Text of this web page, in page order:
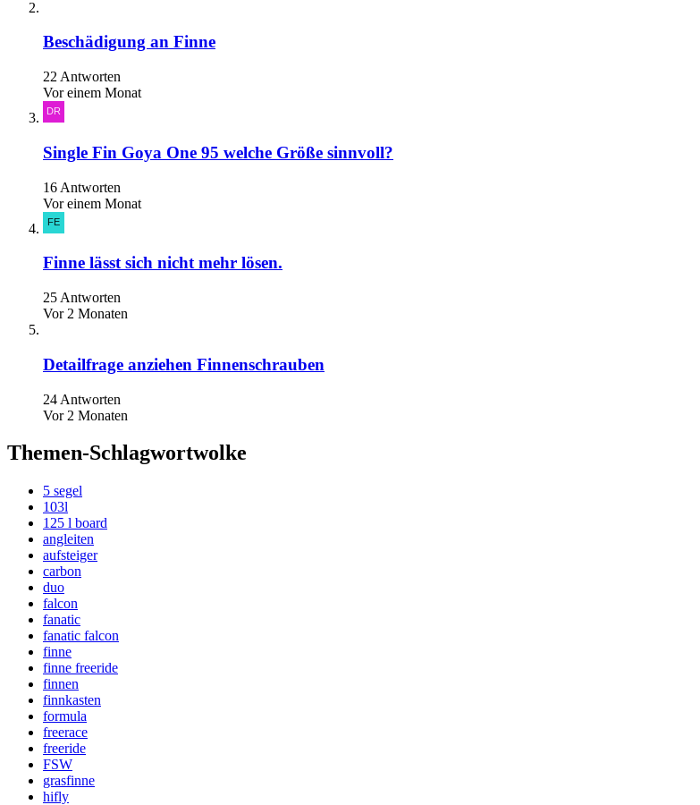
Beschädigung an Finne
22 Antworten
Vor einem Monat
Single Fin Goya One 95 welche Größe sinnvoll?
16 Antworten
Vor einem Monat
Finne lässt sich nicht mehr lösen.
25 Antworten
Vor 2 Monaten
Detailfrage anziehen Finnenschrauben
24 Antworten
Vor 2 Monaten
Themen-Schlagwortwolke
5 segel
103l
125 l board
angleiten
aufsteiger
carbon
duo
falcon
fanatic
fanatic falcon
finne
finne freeride
finnen
finnkasten
formula
freerace
freeride
FSW
grasfinne
hifly